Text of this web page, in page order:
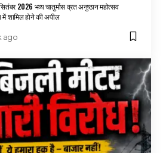
2026 भव्य चातुर्मास व्रत अनुष्ठान महोत्सव
शामिल होने की अपील
ago